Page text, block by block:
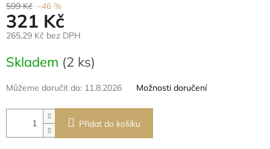
599 Kč –46 %
321 Kč
265,29 Kč bez DPH
cena:
Skladem (2 ks)
Můžeme doručit do: 11.8.2026 Možnosti doručení
Přidat do košíku